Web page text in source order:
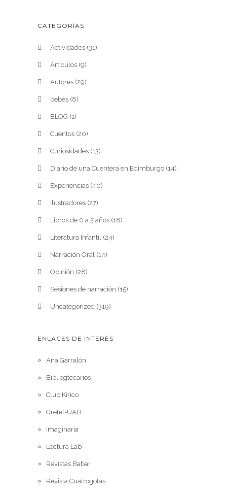
CATEGORÍAS
Actividades (31)
Artículos (9)
Autores (29)
bebés (8)
BLOG (1)
Cuentos (20)
Curiosidades (13)
Diario de una Cuentera en Edimburgo (14)
Experiencias (40)
Ilustradores (27)
Libros de 0 a 3 años (18)
Literatura Infantil (24)
Narración Oral (14)
Opinión (28)
Sesiones de narración (15)
Uncategorized (319)
ENLACES DE INTERÉS
Ana Garralón
Bibliogtecarios
Club Kirico
Gretel-UAB
Imaginaria
Lectura Lab
Revistas Babar
Revista Cuatrogotas